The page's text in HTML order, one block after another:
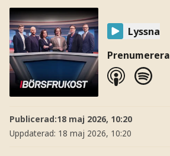
Lyssna
Prenumerera
Publicerad:18 maj 2026, 10:20
Uppdaterad: 18 maj 2026, 10:20